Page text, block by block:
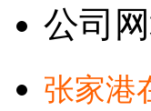
公司
张家港